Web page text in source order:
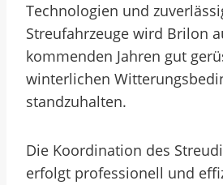
Technologien und
Streufahrzeuge wird Brilon
kommenden Jahren gut
winterlichen
standzuhalten.
Die Koordination des
erfolgt professionell und